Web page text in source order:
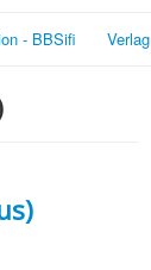
- BBSifi Verlag